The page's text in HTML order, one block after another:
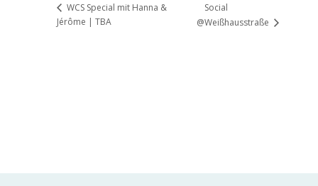
WCS Special mit Hanna &
Jérôme | TBA
Social
@Weißhausstraße